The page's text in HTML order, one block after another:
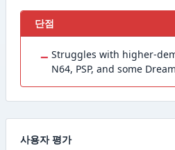
단점
− Struggles with higher-
N64, PSP, and some
사용자 평가